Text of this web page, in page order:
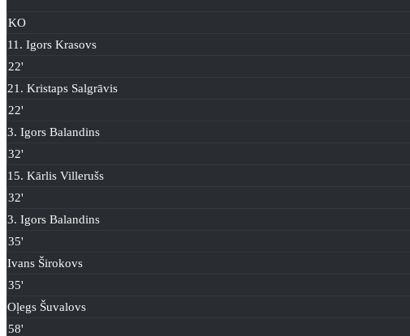
KO
11. Igors Krasovs
22'
21. Kristaps Salgrāvis
22'
3. Igors Balandins
32'
15. Kārlis Villerušs
32'
3. Igors Balandins
35'
Ivans Širokovs
35'
Oļegs Šuvalovs
58'